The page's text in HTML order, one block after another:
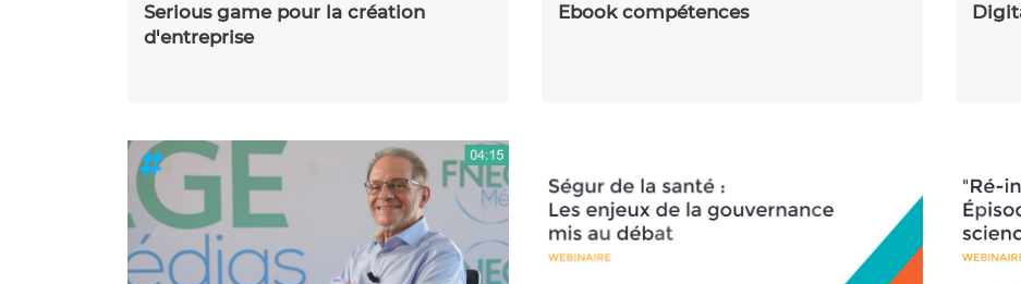
Serious game pour la création
d'entreprise
Ebook compétences